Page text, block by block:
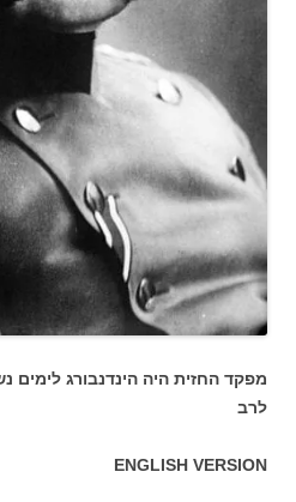
מפקד החזית היה הינדנבורג לימים
לרב
ENGLISH VERSION